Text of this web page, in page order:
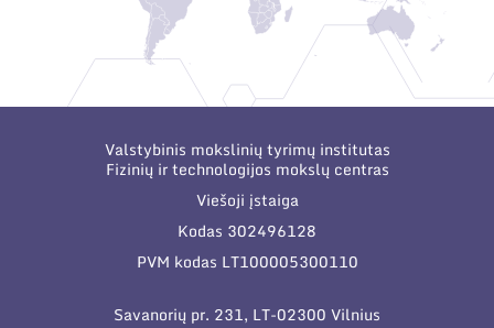
Valstybinis mokslinių tyrimų institutas
Fizinių ir technologijos mokslų centras
Viešoji įstaiga
Kodas 302496128
PVM kodas LT100005300110
Savanorių pr. 231, LT-02300 Vilnius